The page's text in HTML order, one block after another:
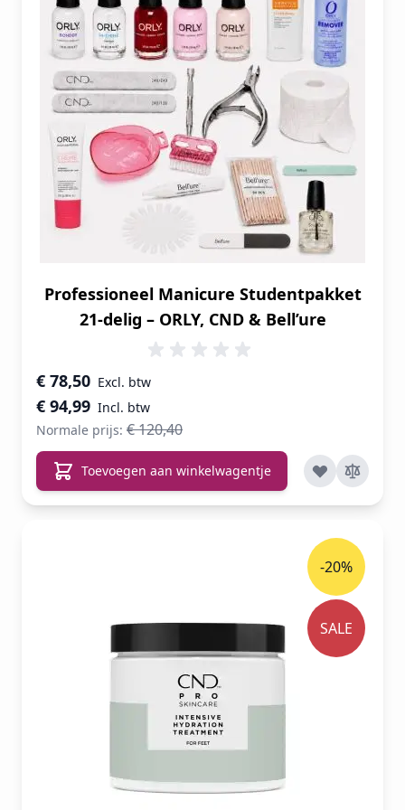
Professioneel Manicure Studentpakket
21-delig – ORLY, CND & Bell’ure
Speciale prijs
€ 94,99
€ 78,50
Normale prijs: € 120,40
Toevoegen aan winkelwagentje
-20%
SALE